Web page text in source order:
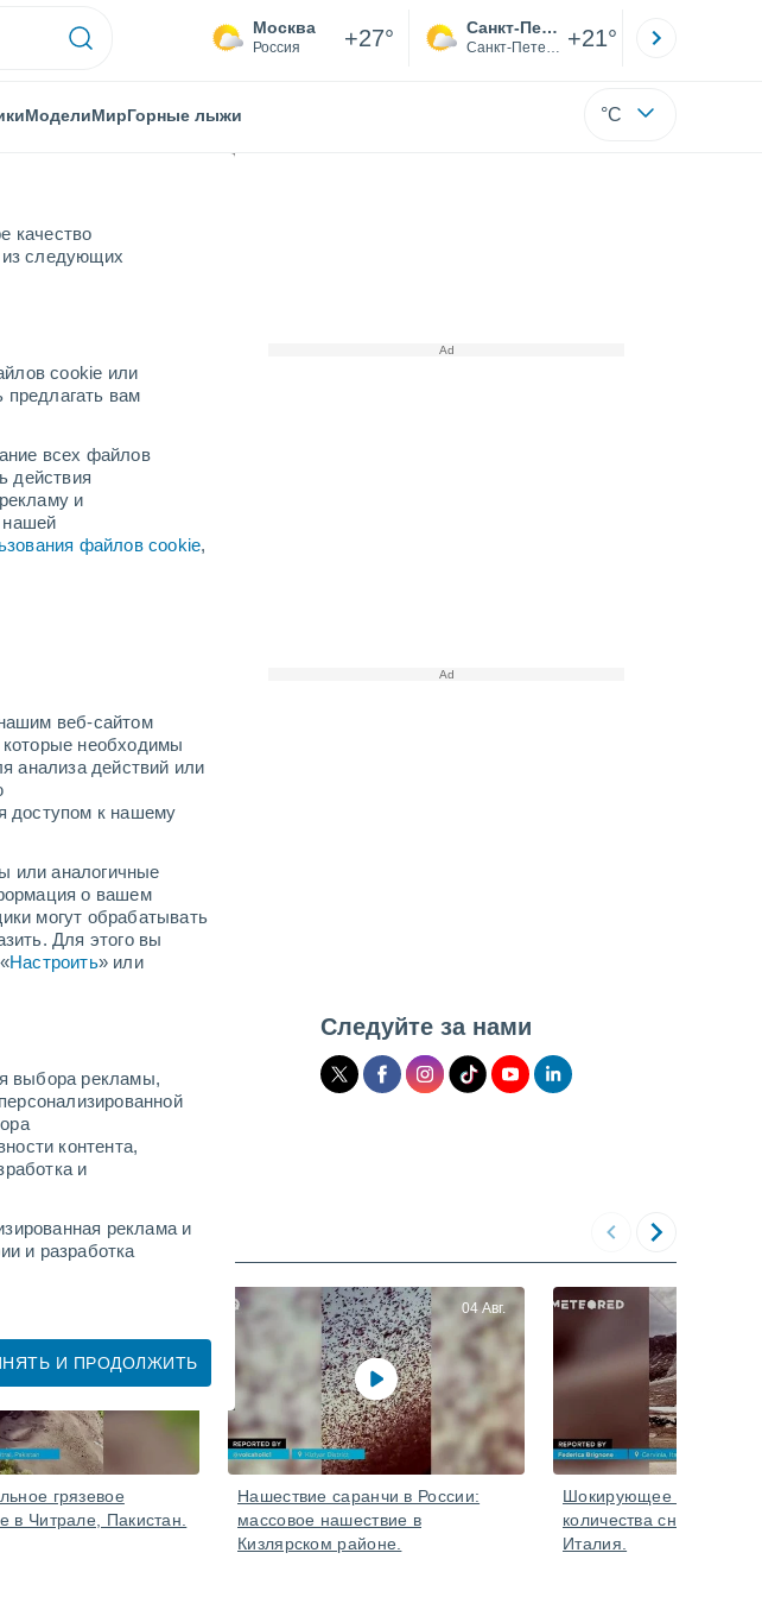
качество
из следующих
cookie или
предлагать вам
всех файлов
действия
и
нашей
файлов cookie,
веб-сайтом
необходимы
анализа действий или
доступом к нашему
или аналогичные
о вашем
могут обрабатывать
Для этого вы
Настроить» или
выбора рекламы,
контента,
и
реклама и
и разработка
И ПРОДОЛЖИТЬ
Москва
Россия +27° Санкт-Петербург
Санкт-Петербург +21°
МоделиМирГорные лыжи °C
сильных
и
Следуйте за нами
грязевое
в Читрале, Пакистан.
04 Авг.
Нашествие саранчи в России:
массовое нашествие в
Кизлярском районе.
Шокирующее
количества снега в
Италия.